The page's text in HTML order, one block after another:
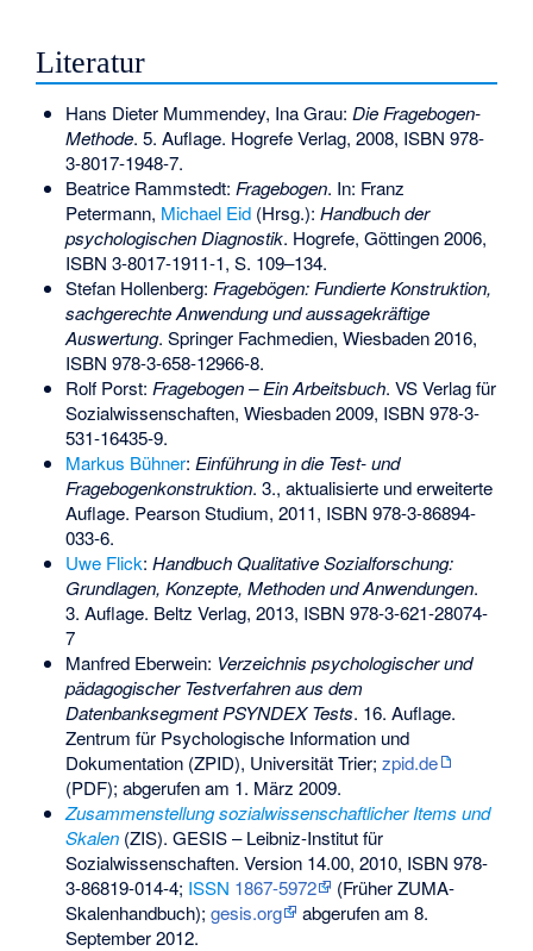
Literatur
Hans Dieter Mummendey, Ina Grau: Die Fragebogen-
Methode. 5. Auflage. Hogrefe Verlag, 2008, ISBN 978-
3-8017-1948-7.
Beatrice Rammstedt: Fragebogen. In: Franz
Petermann, Michael Eid(Hrsg.): Handbuch der
psychologischen Diagnostik. Hogrefe, Göttingen 2006,
ISBN 3-8017-1911-1, S. 109–134.
Stefan Hollenberg: Fragebögen: Fundierte Konstruktion,
sachgerechte Anwendung und aussagekräftige
Auswertung. Springer Fachmedien, Wiesbaden 2016,
ISBN 978-3-658-12966-8.
Rolf Porst: Fragebogen – Ein Arbeitsbuch. VS Verlag für
Sozialwissenschaften, Wiesbaden 2009, ISBN 978-3-
531-16435-9.
Markus Bühner: Einführung in die Test- und
Fragebogenkonstruktion. 3., aktualisierte und erweiterte
Auflage. Pearson Studium, 2011, ISBN 978-3-86894-
033-6.
Uwe Flick: Handbuch Qualitative Sozialforschung:
Grundlagen, Konzepte, Methoden und Anwendungen.
3. Auflage. Beltz Verlag, 2013, ISBN 978-3-621-28074-
7
Manfred Eberwein: Verzeichnis psychologischer und
pädagogischer Testverfahren aus dem
Datenbanksegment PSYNDEX Tests. 16. Auflage.
Zentrum für Psychologische Information und
Dokumentation (ZPID), Universität Trier; zpid.de
(PDF); abgerufen am 1. März 2009.
Zusammenstellung sozialwissenschaftlicher Items und
Skalen(ZIS). GESIS – Leibniz-Institut für
Sozialwissenschaften. Version 14.00, 2010, ISBN 978-
3-86819-014-4; ISSN 1867-5972
(Früher ZUMA-
Skalenhandbuch); gesis.org
abgerufen am 8.
September 2012.